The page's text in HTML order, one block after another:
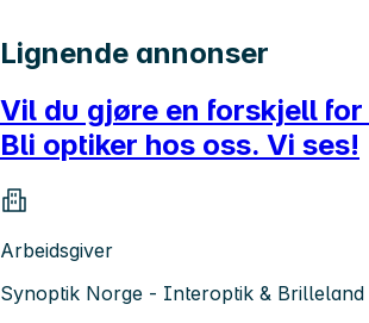
Lignende annonser
Vil du gjøre en forskjell
Bli optiker hos oss. Vi ses!
Arbeidsgiver
Synoptik Norge - Interoptik & Brilleland